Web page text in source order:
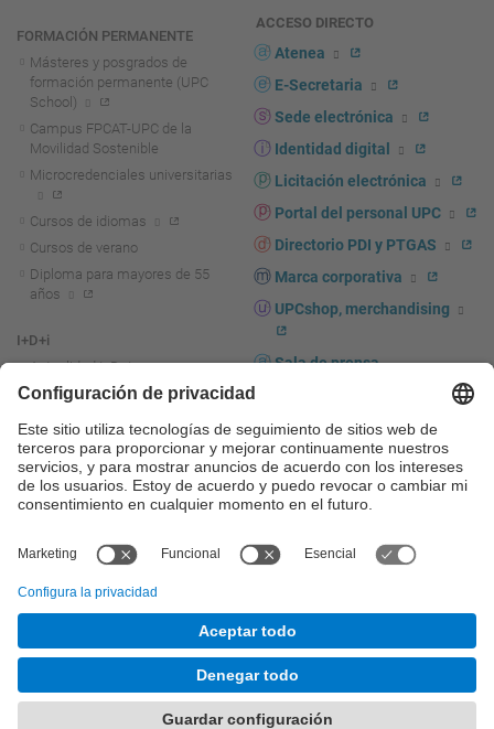
FORMACIÓN PERMANENTE
Másteres y posgrados de
formación permanente (UPC
School)
Campus FPCAT-UPC de la
Movilidad Sostenible
Microcredenciales universitarias
Cursos de idiomas
Cursos de verano
Diploma para mayores de 55
años
I+D+i
Actualidad I+D+I
La investigación en la UPC
Fomento y apoyo a la
investigación
La transferencia, el
emprendimiento y la innovación
en la UPC
transferencia, el emprendimiento
Servicios a las empresas
Servicios Científico-técnicos
ACCESO DIRECTO
Atenea
E-Secretaria
Sede electrónica
Identidad digital
Licitación electrónica
Portal del personal UPC
Directorio PDI y PTGAS
Marca corporativa
UPCshop, merchandising
Sala de prensa
© UPC Universitat Politècnica de Catalunya - BarcelonaTech